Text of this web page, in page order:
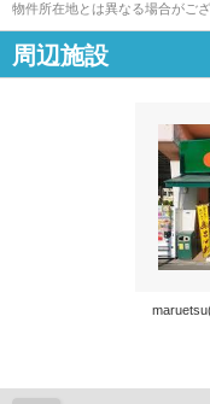
物件所在地とは異なる場合がござ
周辺施設